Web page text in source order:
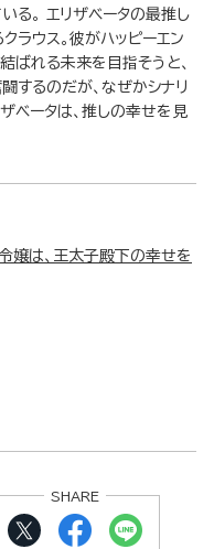
る。 エリザベータの最推し
ラウス。彼がハッピーエン
ばれる未来を目指そうと、
するのだが、なぜかシナリ
ータは、推しの幸せを見
嬢は、王太子殿下の幸せを
SHARE